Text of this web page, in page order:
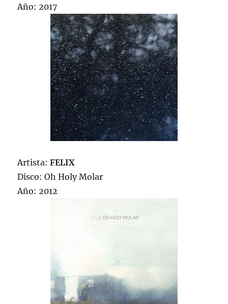
Año: 2017
Artista:FELIX
Disco: Oh Holy Molar
Año: 2012